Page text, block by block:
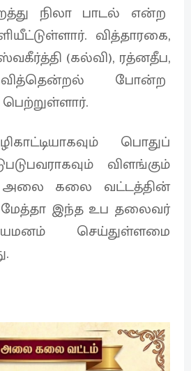
நிலா பாடல் என்ற
வித்தாரகை,
(கல்வி), ரத்னதீப,
போன்ற
பெற்றுள்ளார்.
பொதுப்
விளங்கும்
அலை கலை வட்டத்தின்
மேத்தா இந்த உப தலைவர்
செய்துள்ளமை